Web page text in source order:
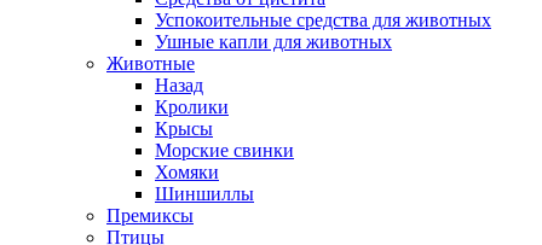
Успокоительные средства для животных
Ушные капли для животных
Животные
Назад
Кролики
Крысы
Морские свинки
Хомяки
Шиншиллы
Премиксы
Птицы